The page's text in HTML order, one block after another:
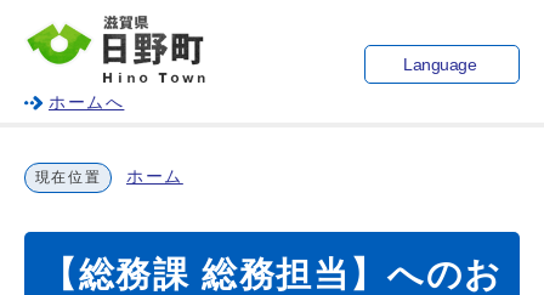
ホームへ
Language
現在位置 ホーム
【総務課 総務担当】へのお